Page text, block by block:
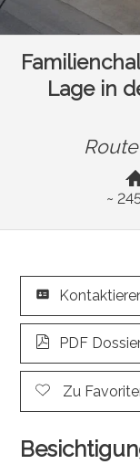
Lage in
~
PDF
Zu